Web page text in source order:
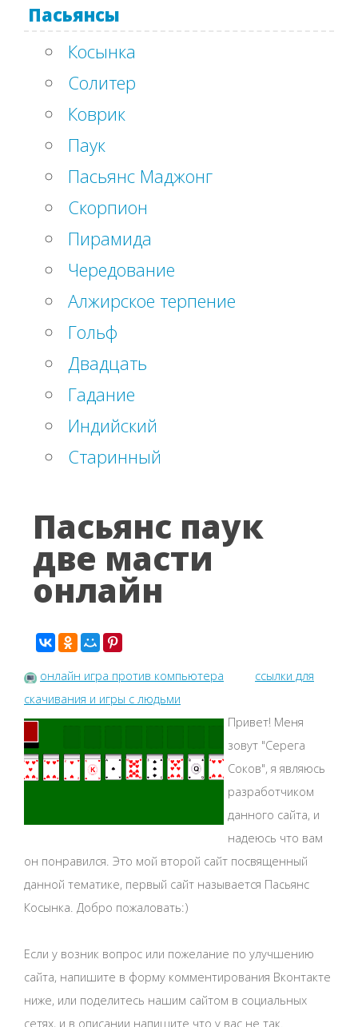
Пасьянсы
Косынка
Солитер
Коврик
Паук
Пасьянс Маджонг
Скорпион
Пирамида
Чередование
Алжирское терпение
Гольф
Двадцать
Гадание
Индийский
Старинный
Пасьянс паук
две масти
онлайн
онлайн игра против компьютера
ссылки для
скачивания и игры с людьми
Привет! Меня
зовут "Серега
Соков", я являюсь
разработчиком
данного сайта, и
надеюсь что вам
он понравился. Это мой второй сайт посвященный
данной тематике, первый сайт называется Пасьянс
Косынка. Добро пожаловать:)
Если у возник вопрос или пожелание по улучшению
сайта, напишите в форму комментирования Вконтакте
ниже, или поделитесь нашим сайтом в социальных
сетях, и в описании напишите что у вас не так.